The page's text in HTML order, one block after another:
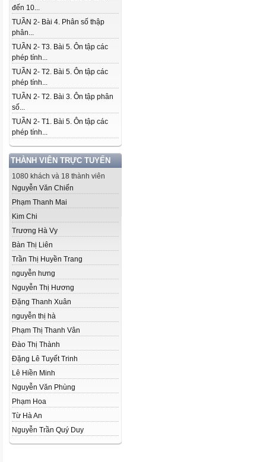
đến 10...
TUẦN 2- Bài 4. Phân số thập
phân...
TUẦN 2- T3. Bài 5. Ôn tập các
phép tính...
TUẦN 2- T2. Bài 5. Ôn tập các
phép tính...
TUẦN 2- T2. Bài 3. Ôn tập phân
số...
TUẦN 2- T1. Bài 5. Ôn tập các
phép tính...
THÀNH VIÊN TRỰC TUYẾN
1080 khách và 18 thành viên
Nguyễn Văn Chiến
Phạm Thanh Mai
Kim Chi
Trương Hà Vy
Bàn Thị Liên
Trần Thị Huyền Trang
nguyễn hưng
Nguyễn Thị Hương
Đặng Thanh Xuân
nguyễn thị hà
Phạm Thị Thanh Vân
Đào Thị Thành
Đặng Lê Tuyết Trinh
Lê Hiền Minh
Nguyễn Văn Phùng
Phạm Hoa
Từ Hà An
Nguyễn Trần Quý Duy